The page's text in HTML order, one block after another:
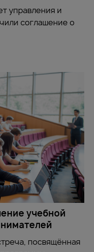
управления и
соглашение о
учебной
посвящённая